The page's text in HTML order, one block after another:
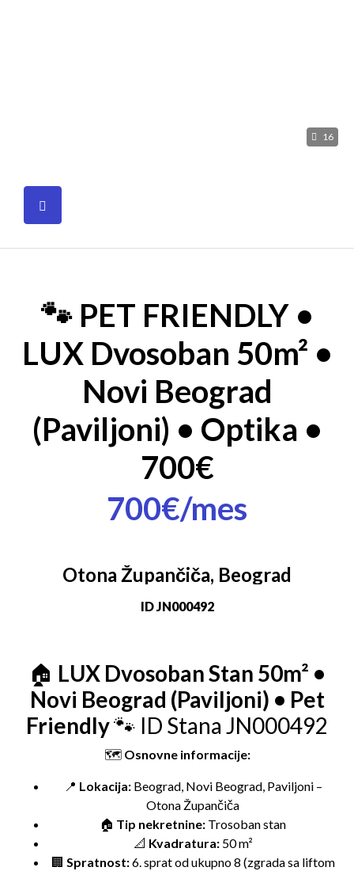
16
🐾 PET FRIENDLY •
LUX Dvosoban 50m² •
Novi Beograd
(Paviljoni) • Optika •
700€
700€/mes
Otona Župančiča, Beograd
IDJN000492
🏠 LUX Dvosoban Stan 50m² •
Novi Beograd (Paviljoni) • Pet
Friendly🐾 ID Stana JN000492
🗺️ Osnovne informacije:
📍 Lokacija:Beograd, Novi Beograd, Paviljoni –
Otona Župančiča
🏠 Tip nekretnine: Trosoban stan
📐 Kvadratura:50 m²
🏢 Spratnost:6. sprat od ukupno 8 (zgrada sa liftom